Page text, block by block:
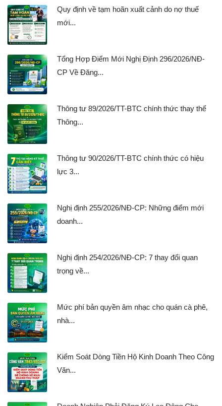
Quy định về tạm hoãn xuất cảnh do nợ thuế
mới...
Tổng Hợp Điểm Mới Nghị Định 296/2026/NĐ-
CP Về Đăng...
Thông tư 89/2026/TT-BTC chính thức thay thế
Thông...
Thông tư 90/2026/TT-BTC chính thức có hiệu
lực 3...
Nghị định 255/2026/NĐ-CP: Những điểm mới
doanh...
Nghị định 254/2026/NĐ-CP: 7 thay đổi quan
trọng về...
Mức phí bản quyền âm nhạc cho quán cà phê,
nhà...
Kiểm Soát Dòng Tiền Hộ Kinh Doanh Theo Công
Văn...